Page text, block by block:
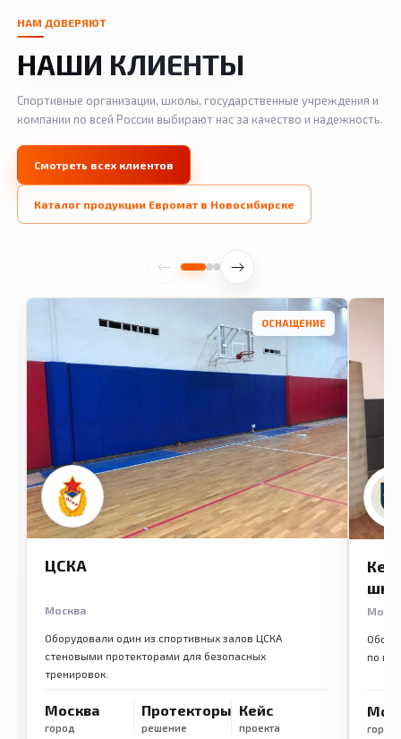
НАМ ДОВЕРЯЮТ
НАШИ КЛИЕНТЫ
Спортивные организации, школы, государственные учреждения и
компании по всей России выбирают нас за качество и надежность.
Смотреть всех клиентов
Каталог продукции Евромат в Новосибирске
ОСНАЩЕНИЕ
ЦСКА
Москва
Оборудовали один из спортивных залов ЦСКА
стеновыми протекторами для безопасных
тренировок.
Москва
город
Протекторы
решение
Кейс
проекта
по
город